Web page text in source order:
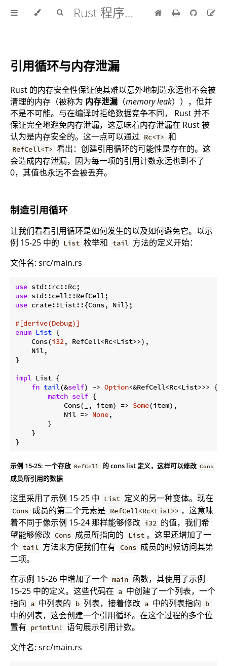
Rust 程序设计语言 中文版
引用循环与内存泄漏
Rust 的内存安全性保证使其难以意外地制造永远也不会被
清理的内存（被称为 内存泄漏 （memory leak）），但并
不是不可能。与在编译时拒绝数据竞争不同， Rust 并不
保证完全地避免内存泄漏，这意味着内存泄漏在 Rust 被
认为是内存安全的。这一点可以通过 Rc<T> 和
RefCell<T> 看出：创建引用循环的可能性是存在的。这
会造成内存泄漏，因为每一项的引用计数永远也到不了
0，其值也永远不会被丢弃。
制造引用循环
让我们看看引用循环是如何发生的以及如何避免它。以示
例 15-25 中的 List 枚举和 tail 方法的定义开始：
文件名: src/main.rs
use
use
use crate::List::{Cons, Nil};
#[derive(Debug)]
enum List {
    Cons(
i32, RefCell<Rc<List>>),
    Nil,
}
impl List {
fn tail(&self) -> Option<&RefCell<Rc<List>>> {
match self {
            Cons(_, item) =>
Some(item),
            Nil =>
None,
        }
    }
}
示例 15-25: 一个存放 RefCell 的 cons list 定义，这样可以修改 Cons
成员所引用的数据
这里采用了示例 15-25 中 List 定义的另一种变体。现在
Cons 成员的第二个元素是 RefCell<Rc<List>> ，这意味
着不同于像示例 15-24 那样能够修改 i32 的值，我们希
望能够修改 Cons 成员所指向的 List 。这里还增加了一
个 tail 方法来方便我们在有 Cons 成员的时候访问其第
二项。
在示例 15-26 中增加了一个 main 函数，其使用了示例
15-25 中的定义。这些代码在 a 中创建了一个列表，一个
指向 a 中列表的 b 列表，接着修改 a 中的列表指向 b
中的列表，这会创建一个引用循环。在这个过程的多个位
置有 println! 语句展示引用计数。
文件名: src/main.rs